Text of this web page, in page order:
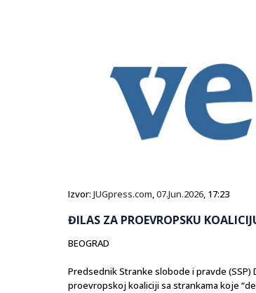
Izvor: JUGpress.com,07.Jun.2026, 17:23
ĐILAS ZA PROEVROPSKU
BEOGRAD
Predsednik Stranke slobode i pravde
proevropskoj koaliciji sa strankama koje